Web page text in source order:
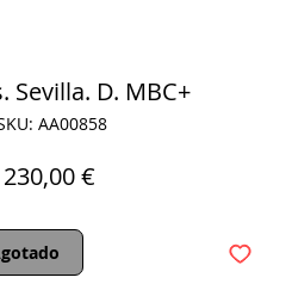
Sevilla. D. MBC+
AA00858
230,00 €Precio